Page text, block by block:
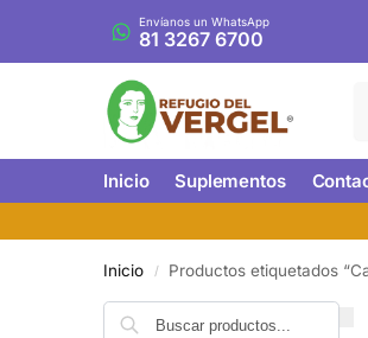
Envíanos un WhatsApp
81 3267 6700
Inicio Suplementos
Inicio / Productos etiquetados